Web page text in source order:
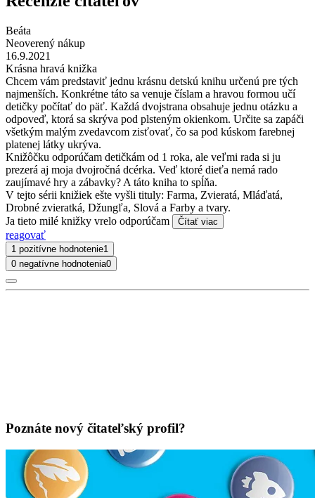
Beáta
Neoverený nákup
16.9.2021
Krásna hravá knižka
Chcem vám predstaviť jednu krásnu detskú knihu určenú pre tých
najmenších. Konkrétne táto sa venuje číslam a hravou formou učí
detičky počítať do päť. Každá dvojstrana obsahuje jednu otázku a
odpoveď, ktorá sa skrýva pod plsteným okienkom. Určite sa zapáči
všetkým malým zvedavcom zisťovať, čo sa pod kúskom farebnej
platenej látky ukrýva.
Knižôčku odporúčam detičkám od 1 roka, ale veľmi rada si ju
prezerá aj moja dvojročná dcérka. Veď ktoré dieťa nemá rado
zaujímavé hry a zábavky? A táto kniha to spĺňa.
V tejto sérii knižiek ešte vyšli tituly: Farma, Zvieratá, Mláďatá,
Drobné zvieratká, Džungľa, Slová a Farby a tvary.
Ja tieto milé knižky vrelo odporúčam
Čítať viac
reagovať
1 pozitívne hodnotenie1
0 negatívne hodnotenia0
Poznáte nový čitateľský profil?